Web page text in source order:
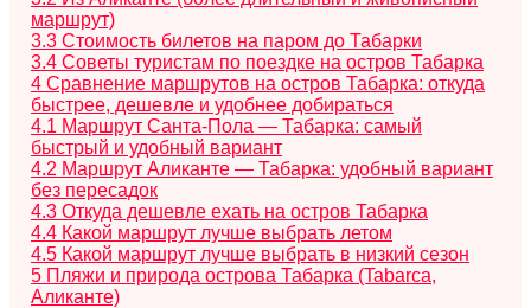
маршрут)
3.3 Стоимость билетов на паром до Табарки
3.4 Советы туристам по поездке на остров Табарка
4 Сравнение маршрутов на остров Табарка: откуда
быстрее, дешевле и удобнее добираться
4.1 Маршрут Санта-Пола — Табарка: самый
быстрый и удобный вариант
4.2 Маршрут Аликанте — Табарка: удобный вариант
без пересадок
4.3 Откуда дешевле ехать на остров Табарка
4.4 Какой маршрут лучше выбрать летом
4.5 Какой маршрут лучше выбрать в низкий сезон
5 Пляжи и природа острова Табарка (Tabarca,
Аликанте)